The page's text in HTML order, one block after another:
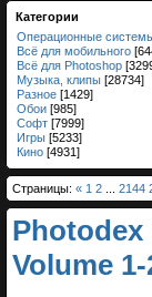
Категории
Операционные
Всё для мобильного
Всё для Photoshop
Музыка, клипы [28734]
Разное [1429]
Обои [985]
Софт [7999]
Игры [5233]
Кино [4931]
Страницы: « 1 2 2144
Photodex
Volume 1-